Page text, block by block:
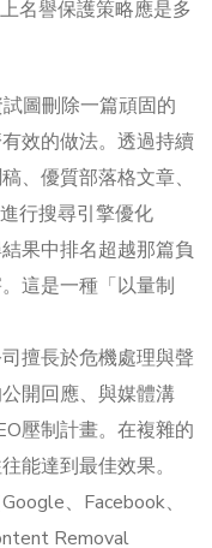
名譽保護策略應是多
試圖刪除一篇頑固的
效的做法。透過持續
、優質部落格文章、
行搜尋引擎優化
果中排名超越那篇負
這是一種「以量制
擅長於危機處理與聲
開回應、與媒體溝
壓制計畫。在複雜的
能達到最佳效果。
、Facebook、
Removal